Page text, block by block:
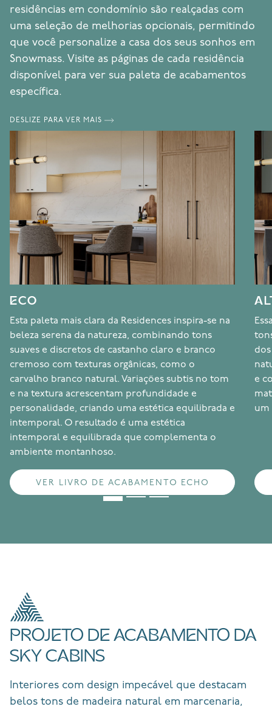
residências em condomínio são realçadas com
uma seleção de melhorias opcionais, permitindo
que você personalize a casa dos seus sonhos em
Snowmass. Visite as páginas de cada residência
disponível para ver sua paleta de acabamentos
específica.
DESLIZE PARA VER MAIS
ECO
Esta paleta mais clara da Residences inspira-se na
beleza serena da natureza, combinando tons
suaves e discretos de castanho claro e branco
cremoso com texturas orgânicas, como o
carvalho branco natural. Variações subtis no tom
e na textura acrescentam profundidade e
personalidade, criando uma estética equilibrada e
intemporal. O resultado é uma estética
intemporal e equilibrada que complementa o
ambiente montanhoso.
VER LIVRO DE ACABAMENTO ECHO
e
um
PROJETO DE ACABAMENTO DA
SKY CABINS
Interiores com design impecável que destacam
belos tons de madeira natural em marcenaria,